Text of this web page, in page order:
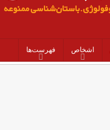
اشخاص فهرست‌ها